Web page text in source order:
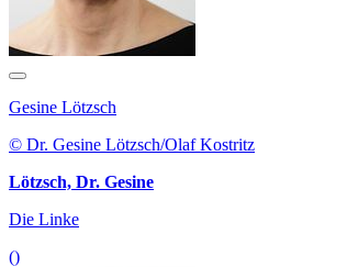
Gesine Lötzsch
© Dr. Gesine Lötzsch/Olaf Kostritz
Lötzsch, Dr. Gesine
Die Linke
()